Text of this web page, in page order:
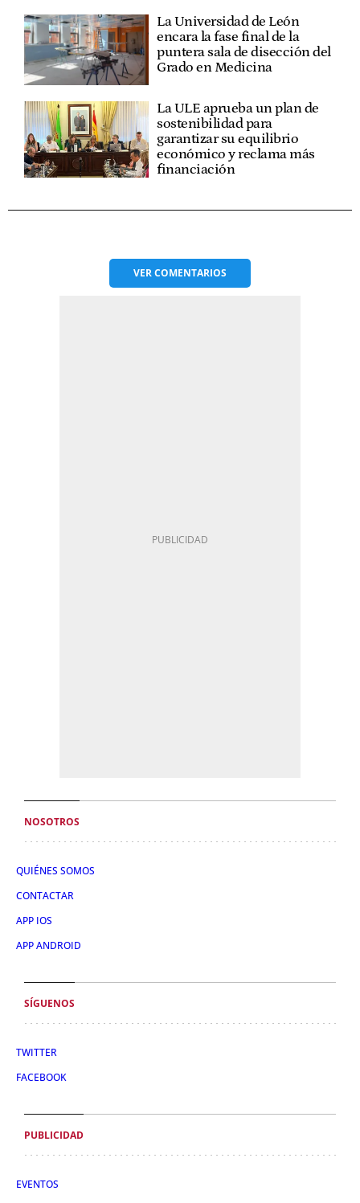
La Universidad de León
encara la fase final de la
puntera sala de disección del
Grado en Medicina
La ULE aprueba un plan de
sostenibilidad para
garantizar su equilibrio
económico y reclama más
financiación
VERCOMENTARIOS
NOSOTROS
QUIÉNES SOMOS
CONTACTAR
APP IOS
APP ANDROID
SÍGUENOS
TWITTER
FACEBOOK
PUBLICIDAD
EVENTOS